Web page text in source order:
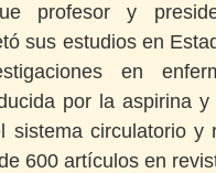
profesor y
sus estudios en
en
por la aspirina
sistema circulatorio
600 artículos en